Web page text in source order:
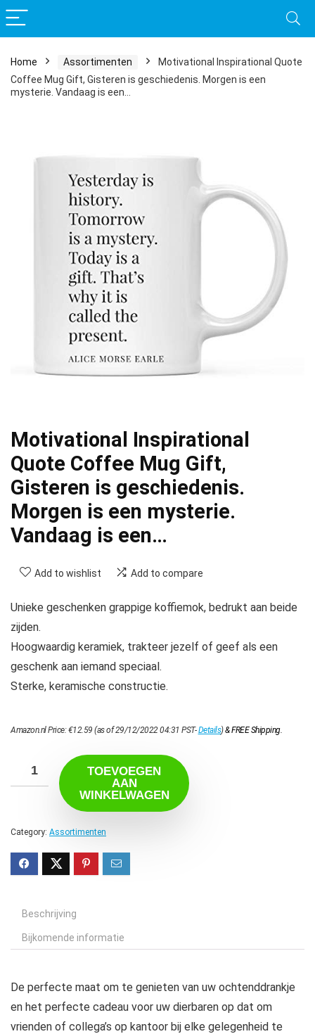
Home Assortimenten
Motivational Inspirational Quote
Coffee Mug Gift, Gisteren is geschiedenis. Morgen is een
mysterie. Vandaag is een…
Motivational Inspirational
Quote Coffee Mug Gift,
Gisteren is geschiedenis.
Morgen is een mysterie.
Vandaag is een…
Add to wishlist Add to compare
Unieke geschenken grappige koffiemok, bedrukt aan beide
zijden.
Hoogwaardig keramiek, trakteer jezelf of geef als een
geschenk aan iemand speciaal.
Sterke, keramische constructie.
Amazon.nl Price:€12.59 (as of 29/12/2022 04:31 PST-Details)&FREE Shipping.
TOEVOEGEN
AAN
WINKELWAGEN
Category: Assortimenten
Beschrijving
Bijkomende informatie
De perfecte maat om te genieten van uw ochtenddrankje
en het perfecte cadeau voor uw dierbaren op dat om
vrienden of collega’s op kantoor bij elke gelegenheid te